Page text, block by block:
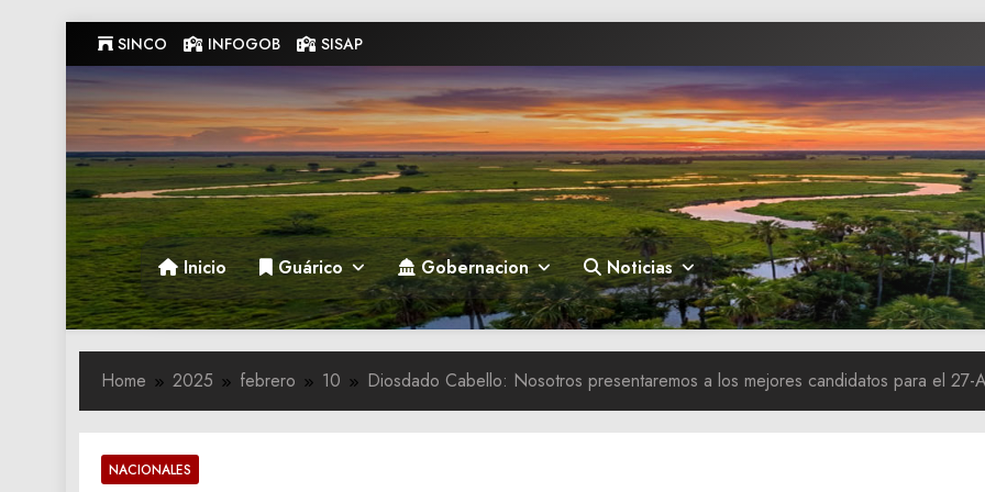
to
content
SINCO INFOGOB SISAP
Gobernacion de Guarico
Gobernacion de Guarico
Inicio Guárico Gobernacion Noticias
Home 2025 febrero 10 Diosdado ‌Cabello: Nosotros presentaremos a los mejores candidatos para el 27-
NACIONALES